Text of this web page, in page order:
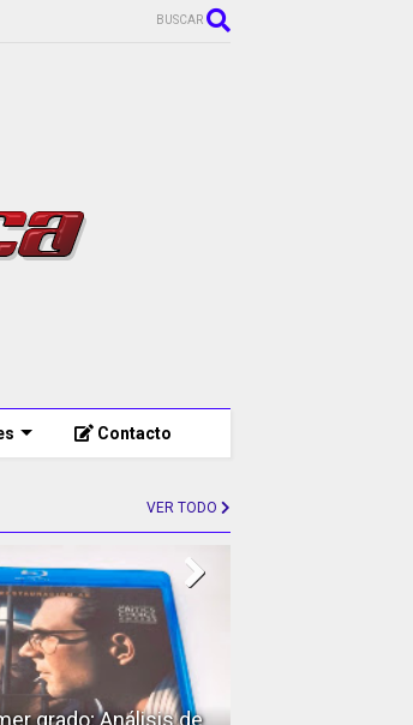
BUSCAR
Contacto
VER TODO
grado; Análisis de